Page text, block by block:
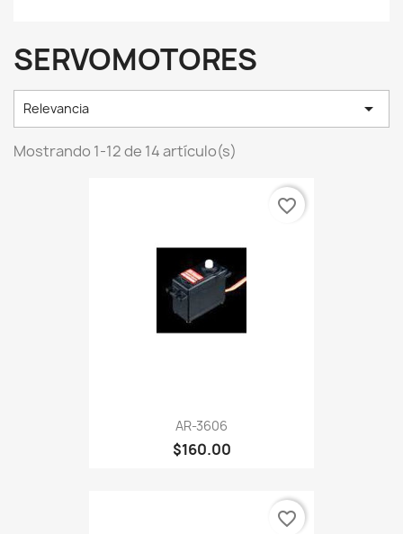
SERVOMOTORES
Relevancia 
Mostrando 1-12 de 14 artículo(s)
AR-3606
$160.00
favorite_border
favorite_border